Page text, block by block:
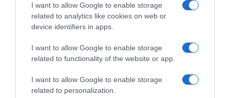
I want to allow Google to enable storage
related to analytics like cookies on web or
device identifiers in apps.
I want to allow Google to enable storage
related to functionality of the website or app.
I want to allow Google to enable storage
related to personalization.
lakoće održavanja krasi ga još i to što ima dobar uticaj na kvalitet
sna, regulaciju toplote i
razvijanje pravilnih navika u ishrani
Ostale poznate feng šui biljke
–oslobađa od negativnih osećanja kao što su strah, bes,